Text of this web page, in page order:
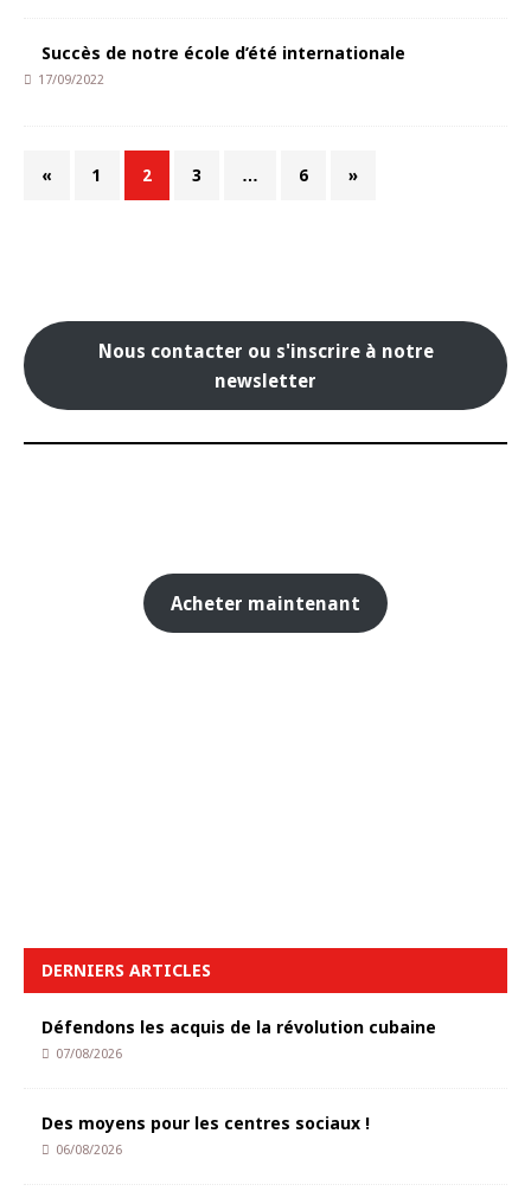
Succès de notre école d’été internationale
17/09/2022
« 1 2 3 … 6 »
Nous contacter ou s'inscrire à notre
newsletter
Acheter maintenant
DERNIERS ARTICLES
Défendons les acquis de la révolution cubaine
07/08/2026
Des moyens pour les centres sociaux !
06/08/2026